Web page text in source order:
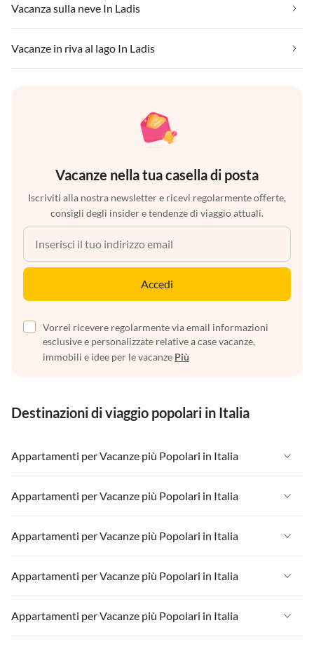
Vacanza sulla neve In Ladis
Vacanze in riva al lago In Ladis
Vacanze nella tua casella di posta
Iscriviti alla nostra newsletter e ricevi regolarmente offerte,
consigli degli insider e tendenze di viaggio attuali.
Accedi
Vorrei ricevere regolarmente via email informazioni
esclusive e personalizzate relative a case vacanze,
immobili e idee per le vacanze Più
Destinazioni di viaggio popolari in Italia
Appartamenti per Vacanze più Popolari in Italia
Appartamenti per Vacanze in Italia
Appartamenti per Vacanze in Liguria
Appartamenti per Vacanze in Lombardia
Appartamenti per Vacanze in Lago di Garda
Appartamenti per Vacanze in Lago di Como
Appartamenti per Vacanze più Popolari in Italia
Appartamenti per Vacanze in Italia
Appartamenti per Vacanze in Liguria
Appartamenti per Vacanze in Lombardia
Appartamenti per Vacanze in Lago di Garda
Appartamenti per Vacanze più Popolari in Italia
Appartamenti per Vacanze in Italia
Appartamenti per Vacanze in Liguria
Appartamenti per Vacanze in Lombardia
Appartamenti per Vacanze più Popolari in Italia
Appartamenti per Vacanze in Italia
Appartamenti per Vacanze in Liguria
Appartamenti per Vacanze più Popolari in Italia